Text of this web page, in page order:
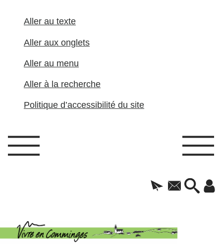
Aller au texte
Aller aux onglets
Aller au menu
Aller à la recherche
Politique d’accessibilité du site